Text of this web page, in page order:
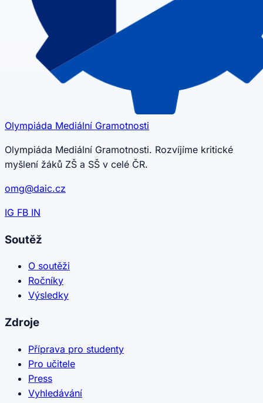
Olympiáda Mediální Gramotnosti
Olympiáda Mediální Gramotnosti. Rozvíjíme kritické
myšlení žáků ZŠ a SŠ v celé ČR.
omg@daic.cz
IG FB IN
Soutěž
O soutěži
Ročníky
Výsledky
Zdroje
Příprava pro studenty
Pro učitele
Press
Vyhledávání